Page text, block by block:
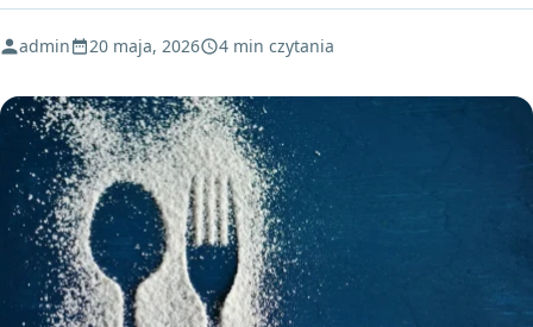
admin 20 maja, 2026 4 min czytania